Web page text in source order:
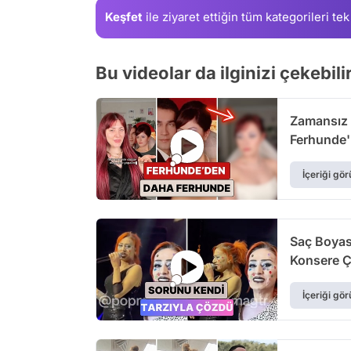
Keşfet ile ziyaret ettiğin tüm kategorileri tek
Bu videolar da ilginizi
İçeriği
Saç
Konsere
İçeriği